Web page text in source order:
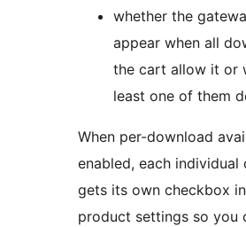
whether the
appear when all
the cart allow it or
least one of them
When per-download
enabled, each individual
gets its own checkbox
product settings so you